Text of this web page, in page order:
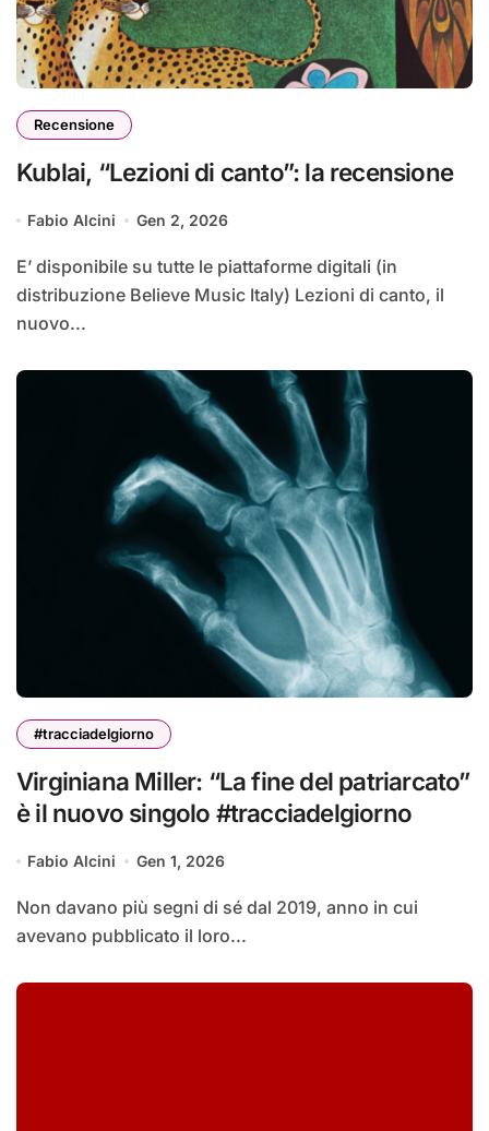
Recensione
Kublai, “Lezioni di canto”: la recensione
Fabio Alcini Gen 2, 2026
E’ disponibile su tutte le piattaforme digitali (in
distribuzione Believe Music Italy) Lezioni di canto, il
nuovo...
#tracciadelgiorno
Virginiana Miller: “La fine del patriarcato”
è il nuovo singolo #tracciadelgiorno
Fabio Alcini Gen 1, 2026
Non davano più segni di sé dal 2019, anno in cui
avevano pubblicato il loro...